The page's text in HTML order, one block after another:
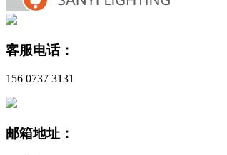
客服电话：
156 0737 3131
邮箱地址：